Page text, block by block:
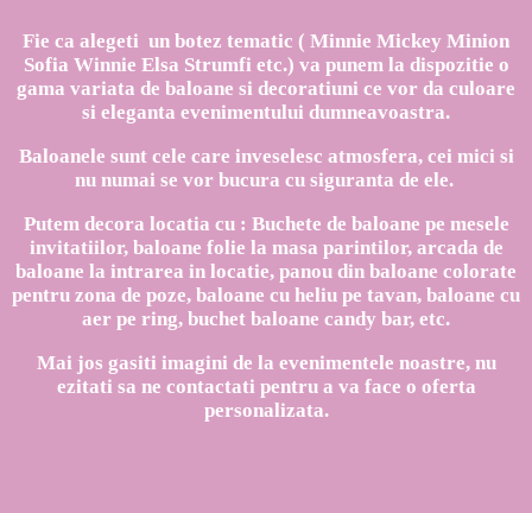
Fie ca alegeti un botez tematic ( Minnie Mickey Minion
Sofia Winnie Elsa Strumfi etc.) va punem la dispozitie o
gama variata de baloane si decoratiuni ce vor da culoare
si eleganta evenimentului dumneavoastra.
Baloanele sunt cele care inveselesc atmosfera, cei mici si
nu numai se vor bucura cu siguranta de ele.
Putem decora locatia cu : Buchete de baloane pe mesele
invitatiilor, baloane folie la masa parintilor, arcada de
baloane la intrarea in locatie, panou din baloane colorate
pentru zona de poze, baloane cu heliu pe tavan, baloane cu
aer pe ring, buchet baloane candy bar, etc.
Mai jos gasiti imagini de la evenimentele noastre, nu
ezitati sa ne contactati pentru a va face o oferta
personalizata.